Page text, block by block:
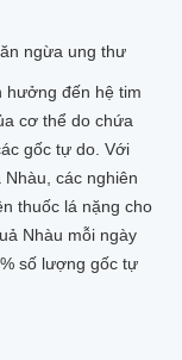
ngừa ung thư
hưởng đến hệ tim
cơ thể do chứa
gốc tự do. Với
các nghiên
thuốc lá nặng cho
Nhàu mỗi ngày
số lượng gốc tự